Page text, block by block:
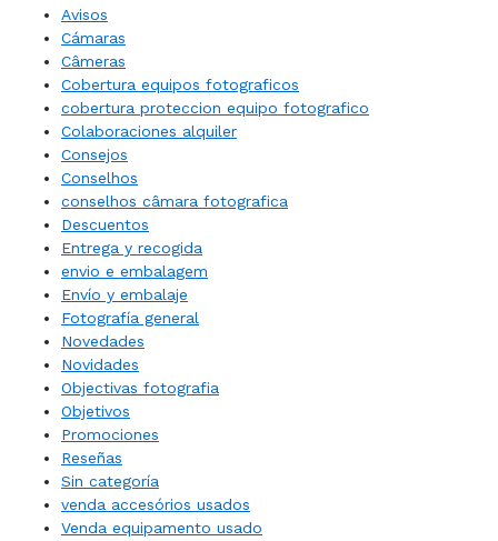
Avisos
Cámaras
Câmeras
Cobertura equipos fotograficos
cobertura proteccion equipo fotografico
Colaboraciones alquiler
Consejos
Conselhos
conselhos câmara fotografica
Descuentos
Entrega y recogida
envio e embalagem
Envío y embalaje
Fotografía general
Novedades
Novidades
Objectivas fotografia
Objetivos
Promociones
Reseñas
Sin categoría
venda accesórios usados
Venda equipamento usado